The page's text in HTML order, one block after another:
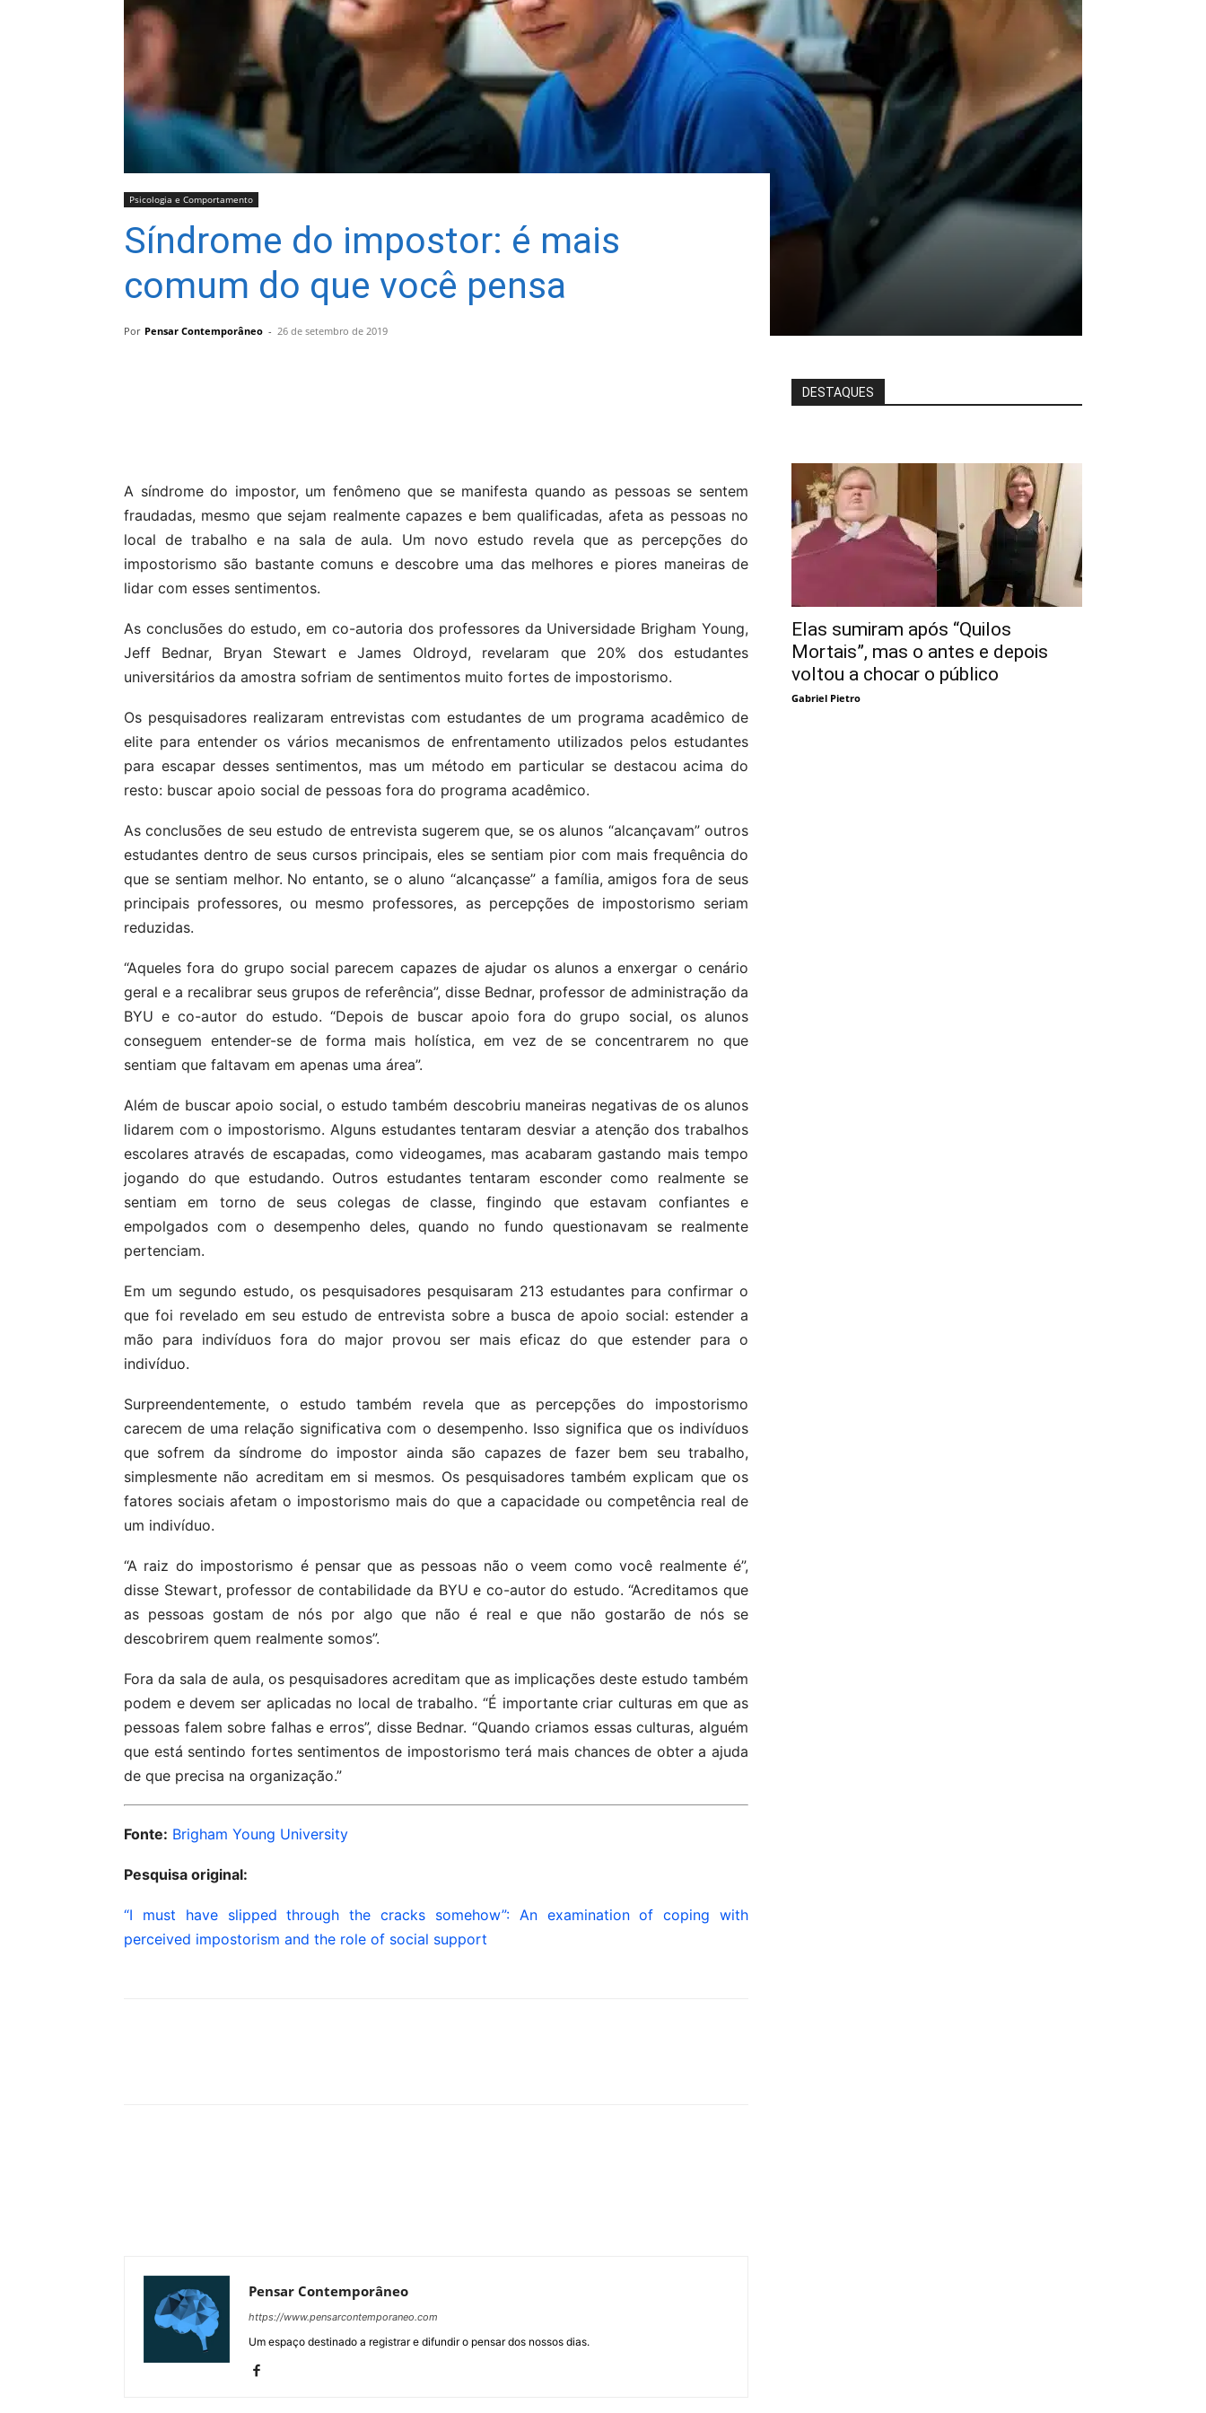
Psicologia e Comportamento
Síndrome do impostor: é mais
comum do que você pensa
Por Pensar Contemporâneo - 26 de setembro de 2019
A síndrome do impostor, um fenômeno que se manifesta quando as pessoas se sentem
fraudadas, mesmo que sejam realmente capazes e bem qualificadas, afeta as pessoas no
local de trabalho e na sala de aula. Um novo estudo revela que as percepções do
impostorismo são bastante comuns e descobre uma das melhores e piores maneiras de
lidar com esses sentimentos.
As conclusões do estudo, em co-autoria dos professores da Universidade Brigham Young,
Jeff Bednar, Bryan Stewart e James Oldroyd, revelaram que 20% dos estudantes
universitários da amostra sofriam de sentimentos muito fortes de impostorismo.
Os pesquisadores realizaram entrevistas com estudantes de um programa acadêmico de
elite para entender os vários mecanismos de enfrentamento utilizados pelos estudantes
para escapar desses sentimentos, mas um método em particular se destacou acima do
resto: buscar apoio social de pessoas fora do programa acadêmico.
As conclusões de seu estudo de entrevista sugerem que, se os alunos “alcançavam” outros
estudantes dentro de seus cursos principais, eles se sentiam pior com mais frequência do
que se sentiam melhor. No entanto, se o aluno “alcançasse” a família, amigos fora de seus
principais professores, ou mesmo professores, as percepções de impostorismo seriam
reduzidas.
“Aqueles fora do grupo social parecem capazes de ajudar os alunos a enxergar o cenário
geral e a recalibrar seus grupos de referência”, disse Bednar, professor de administração da
BYU e co-autor do estudo. “Depois de buscar apoio fora do grupo social, os alunos
conseguem entender-se de forma mais holística, em vez de se concentrarem no que
sentiam que faltavam em apenas uma área”.
Além de buscar apoio social, o estudo também descobriu maneiras negativas de os alunos
lidarem com o impostorismo. Alguns estudantes tentaram desviar a atenção dos trabalhos
escolares através de escapadas, como videogames, mas acabaram gastando mais tempo
jogando do que estudando. Outros estudantes tentaram esconder como realmente se
sentiam em torno de seus colegas de classe, fingindo que estavam confiantes e
empolgados com o desempenho deles, quando no fundo questionavam se realmente
pertenciam.
Em um segundo estudo, os pesquisadores pesquisaram 213 estudantes para confirmar o
que foi revelado em seu estudo de entrevista sobre a busca de apoio social: estender a
mão para indivíduos fora do major provou ser mais eficaz do que estender para o
indivíduo.
Surpreendentemente, o estudo também revela que as percepções do impostorismo
carecem de uma relação significativa com o desempenho. Isso significa que os indivíduos
que sofrem da síndrome do impostor ainda são capazes de fazer bem seu trabalho,
simplesmente não acreditam em si mesmos. Os pesquisadores também explicam que os
fatores sociais afetam o impostorismo mais do que a capacidade ou competência real de
um indivíduo.
“A raiz do impostorismo é pensar que as pessoas não o veem como você realmente é”,
disse Stewart, professor de contabilidade da BYU e co-autor do estudo. “Acreditamos que
as pessoas gostam de nós por algo que não é real e que não gostarão de nós se
descobrirem quem realmente somos”.
Fora da sala de aula, os pesquisadores acreditam que as implicações deste estudo também
podem e devem ser aplicadas no local de trabalho. “É importante criar culturas em que as
pessoas falem sobre falhas e erros”, disse Bednar. “Quando criamos essas culturas, alguém
que está sentindo fortes sentimentos de impostorismo terá mais chances de obter a ajuda
de que precisa na organização.”
Fonte: Brigham Young University
Pesquisa original:
“I must have slipped through the cracks somehow”: An examination of coping with
perceived impostorism and the role of social support
Pensar Contemporâneo
https://www.pensarcontemporaneo.com
Um espaço destinado a registrar e difundir o pensar dos nossos dias.
DESTAQUES
Elas sumiram após “Quilos
Mortais”, mas o antes e depois
voltou a chocar o público
Gabriel Pietro